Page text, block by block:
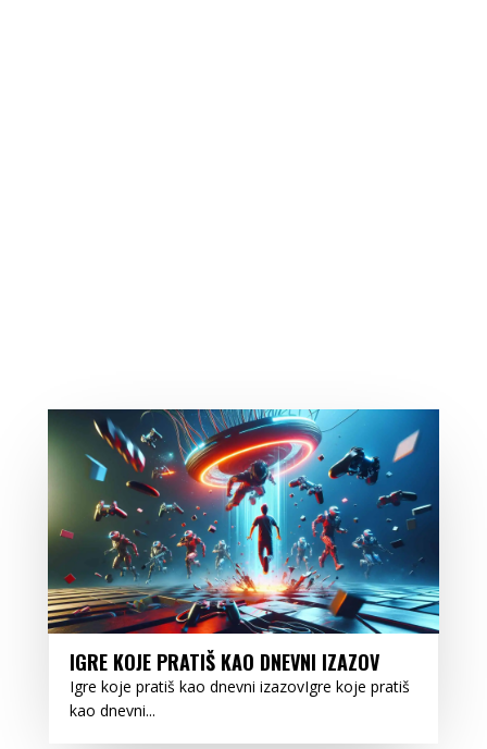
IGRE KOJE PRATIŠ KAO DNEVNI IZAZOV
Igre koje pratiš kao dnevni izazovIgre koje pratiš
kao dnevni...